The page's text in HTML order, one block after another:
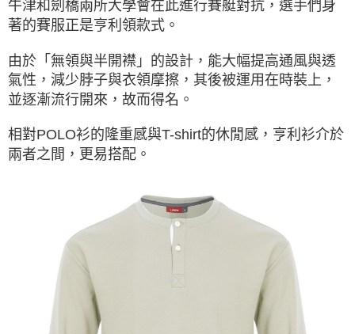
牛津和劍橋兩所大學會在此進行賽艇對抗，選手們身
著的賽服正是亨利領款式。
由於「無領與半開襟」的設計，能大幅提高通風與透
氣性，減少脖子與衣領摩擦，其後被運用在時裝上，
並逐漸流行開來，故而得名。
相對POLO衫的隆重感與T-shirt的休閒感，亨利衫介於
兩者之間，更易搭配。